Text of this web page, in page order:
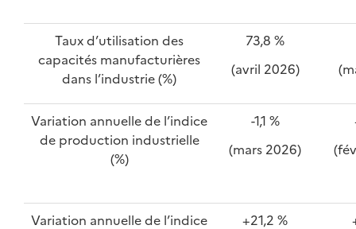
Taux d’utilisation des
capacités manufacturières
dans l’industrie (%)
73,8 %
(avril 2026)
Variation annuelle de l’indice
de production industrielle
(%)
-1,1 %
(mars 2026)
Variation annuelle de l’indice
+21,2 %